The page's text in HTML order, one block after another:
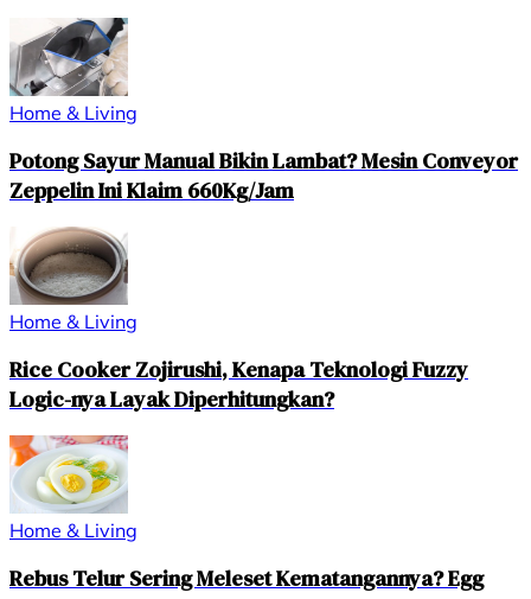
Home & Living
Potong Sayur Manual Bikin Lambat? Mesin Conveyor
Zeppelin Ini Klaim 660Kg/Jam
Home & Living
Rice Cooker Zojirushi, Kenapa Teknologi Fuzzy
Logic-nya Layak Diperhitungkan?
Home & Living
Rebus Telur Sering Meleset Kematangannya? Egg